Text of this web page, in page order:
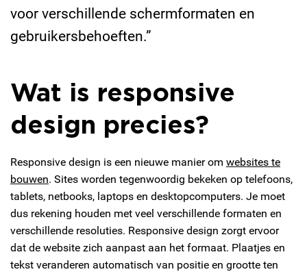
voor verschillende schermformaten en
gebruikersbehoeften.”
Wat is responsive
design precies?
Responsive design is een nieuwe manier om websites te
bouwen. Sites worden tegenwoordig bekeken op telefoons,
tablets, netbooks, laptops en desktopcomputers. Je moet
dus rekening houden met veel verschillende formaten en
verschillende resoluties. Responsive design zorgt ervoor
dat de website zich aanpast aan het formaat. Plaatjes en
tekst veranderen automatisch van positie en grootte ten